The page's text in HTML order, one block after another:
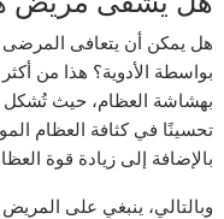
هل يمكن أن يتعافى
بواسطة الأدوية؟ هذا من
بهشاشة العظام، حيث تُشكل
تحسينًا في كثافة العظام
بالإضافة إلى زيادة قوة
وبالتالي، ينبغي على المريض